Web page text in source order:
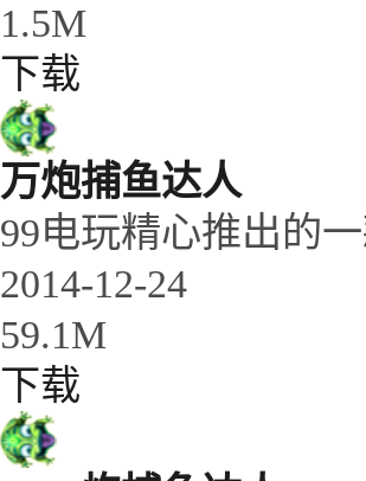
1.5M
下载
万炮捕鱼达人
99电玩精心推出的
2014-12-24
59.1M
下载